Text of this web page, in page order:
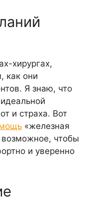
хирургах,
как они
Я знаю, что
и страха. Вот
«железная
возможное, чтобы
и уверенно